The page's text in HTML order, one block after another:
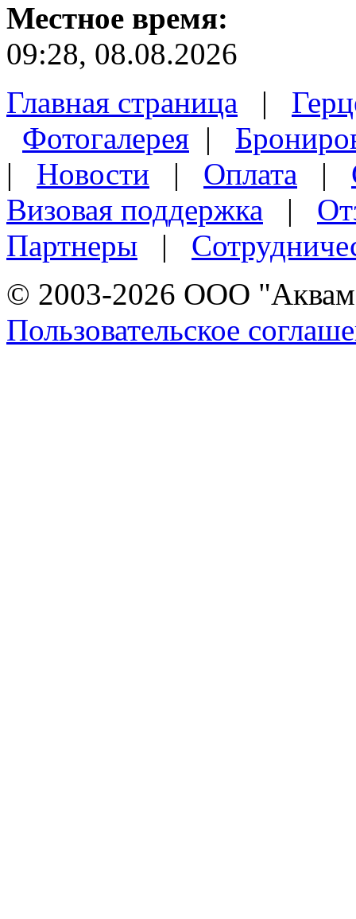
Местное время:
09:28, 08.08.2026
Главная страница |
Фотогалерея |
| Новости | Оплата |
Визовая поддержка |
Партнеры |
© 2003-2026 ООО
Пользовательское